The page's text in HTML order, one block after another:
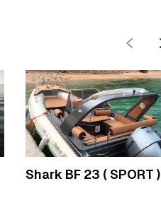
Shark BF 23 ( SPORT )